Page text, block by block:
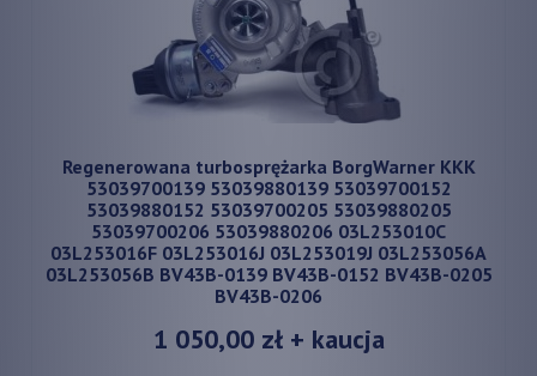
Regenerowana turbosprężarka BorgWarner KKK
53039700139 53039880139 53039700152
53039880152 53039700205 53039880205
53039700206 53039880206 03L253010C
03L253016F 03L253016J 03L253019J 03L253056A
03L253056B BV43B-0139 BV43B-0152 BV43B-0205
BV43B-0206
1 050,00 zł+ kaucja